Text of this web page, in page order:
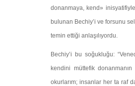
donanmaya, kend»
bu­lunan Bechiy’i ve forsunu
temin ettiği anlaşılıyordu.
Bechiy’i bu soğukluğu:
kendini müttefik
okurlarım; insanlar her ta raf